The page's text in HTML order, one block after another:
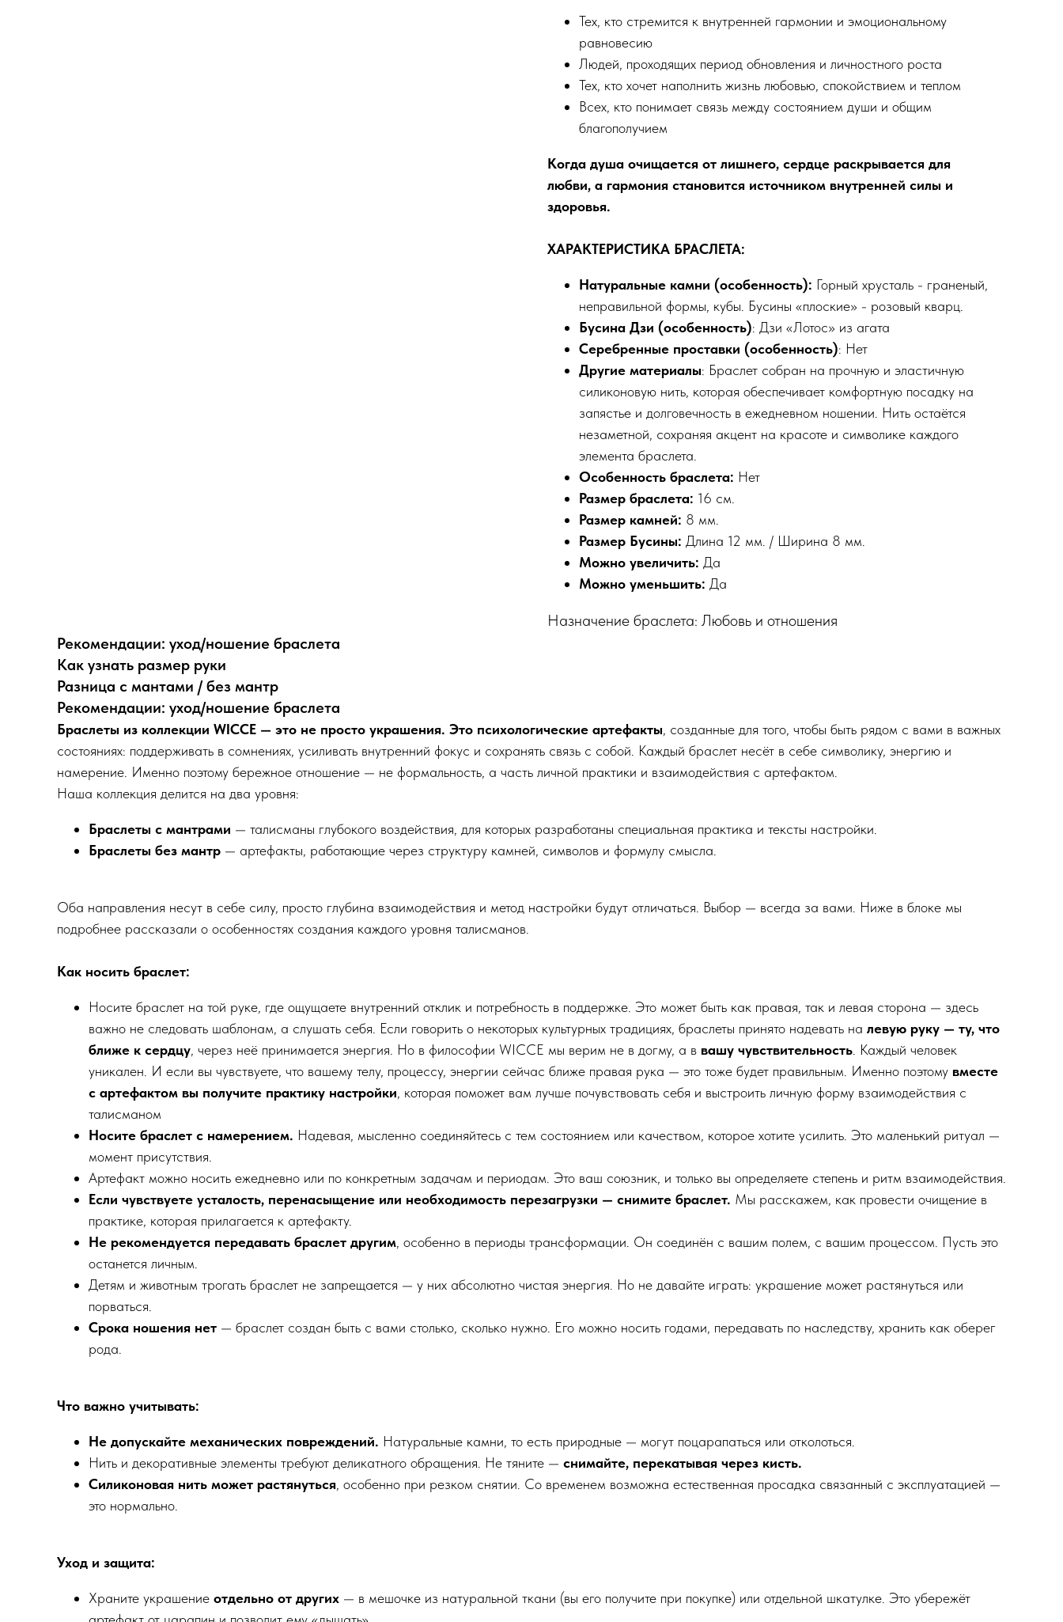
Тех, кто стремится к внутренней гармонии и эмоциональному
равновесию
Людей, проходящих период обновления и личностного роста
Тех, кто хочет наполнить жизнь любовью, спокойствием и теплом
Всех, кто понимает связь между состоянием души и общим
благополучием
Когда душа очищается от лишнего, сердце раскрывается для
любви, а гармония становится источником внутренней силы и
здоровья.
ХАРАКТЕРИСТИКА БРАСЛЕТА:
Натуральные камни (особенность): Горный хрусталь - граненый,
неправильной формы, кубы. Бусины «плоские» - розовый кварц.
Бусина Дзи (особенность): Дзи «Лотос» из агата
Серебренные проставки (особенность): Нет
Другие материалы: Браслет собран на прочную и эластичную
силиконовую нить, которая обеспечивает комфортную посадку на
запястье и долговечность в ежедневном ношении. Нить остаётся
незаметной, сохраняя акцент на красоте и символике каждого
элемента браслета.
Особенность браслета: Нет
Размер браслета: 16 см.
Размер камней: 8 мм.
Размер Бусины: Длина 12 мм. / Ширина 8 мм.
Можно увеличить: Да
Можно уменьшить: Да
Назначение браслета: Любовь и отношения
Рекомендации: уход/ношение браслета
Как узнать размер руки
Разница с мантами / без мантр
Рекомендации: уход/ношение браслета
Браслеты из коллекции WICCE — это не просто украшения. Это психологические артефакты, созданные для того, чтобы быть рядом с вами в важных
состояниях: поддерживать в сомнениях, усиливать внутренний фокус и сохранять связь с собой. Каждый браслет несёт в себе символику, энергию и
намерение. Именно поэтому бережное отношение — не формальность, а часть личной практики и взаимодействия с артефактом.
Наша коллекция делится на два уровня:
Браслеты с мантрами — талисманы глубокого воздействия, для которых разработаны специальная практика и тексты настройки.
Браслеты без мантр — артефакты, работающие через структуру камней, символов и формулу смысла.
Оба направления несут в себе силу, просто глубина взаимодействия и метод настройки будут отличаться. Выбор — всегда за вами. Ниже в блоке мы
подробнее рассказали о особенностях создания каждого уровня талисманов.
Как носить браслет:
Носите браслет на той руке, где ощущаете внутренний отклик и потребность в поддержке. Это может быть как правая, так и левая сторона — здесь
важно не следовать шаблонам, а слушать себя. Если говорить о некоторых культурных традициях, браслеты принято надевать на левую руку — ту, что
ближе к сердцу, через неё принимается энергия. Но в философии WICCE мы верим не в догму, а в вашу чувствительность. Каждый человек
уникален. И если вы чувствуете, что вашему телу, процессу, энергии сейчас ближе правая рука — это тоже будет правильным. Именно поэтому вместе
с артефактом вы получите практику настройки, которая поможет вам лучше почувствовать себя и выстроить личную форму взаимодействия с
талисманом
Носите браслет с намерением. Надевая, мысленно соединяйтесь с тем состоянием или качеством, которое хотите усилить. Это маленький ритуал —
момент присутствия.
Артефакт можно носить ежедневно или по конкретным задачам и периодам. Это ваш союзник, и только вы определяете степень и ритм взаимодействия.
Если чувствуете усталость, перенасыщение или необходимость перезагрузки — снимите браслет. Мы расскажем, как провести очищение в
практике, которая прилагается к артефакту.
Не рекомендуется передавать браслет другим, особенно в периоды трансформации. Он соединён с вашим полем, с вашим процессом. Пусть это
останется личным.
Детям и животным трогать браслет не запрещается — у них абсолютно чистая энергия. Но не давайте играть: украшение может растянуться или
порваться.
Срока ношения нет — браслет создан быть с вами столько, сколько нужно. Его можно носить годами, передавать по наследству, хранить как оберег
рода.
Что важно учитывать:
Не допускайте механических повреждений. Натуральные камни, то есть природные — могут поцарапаться или отколоться.
Нить и декоративные элементы требуют деликатного обращения. Не тяните — снимайте, перекатывая через кисть.
Силиконовая нить может растянуться, особенно при резком снятии. Со временем возможна естественная просадка связанный с эксплуатацией —
это нормально.
Уход и защита:
Храните украшение отдельно от других — в мешочке из натуральной ткани (вы его получите при покупке) или отдельной шкатулке. Это убережёт